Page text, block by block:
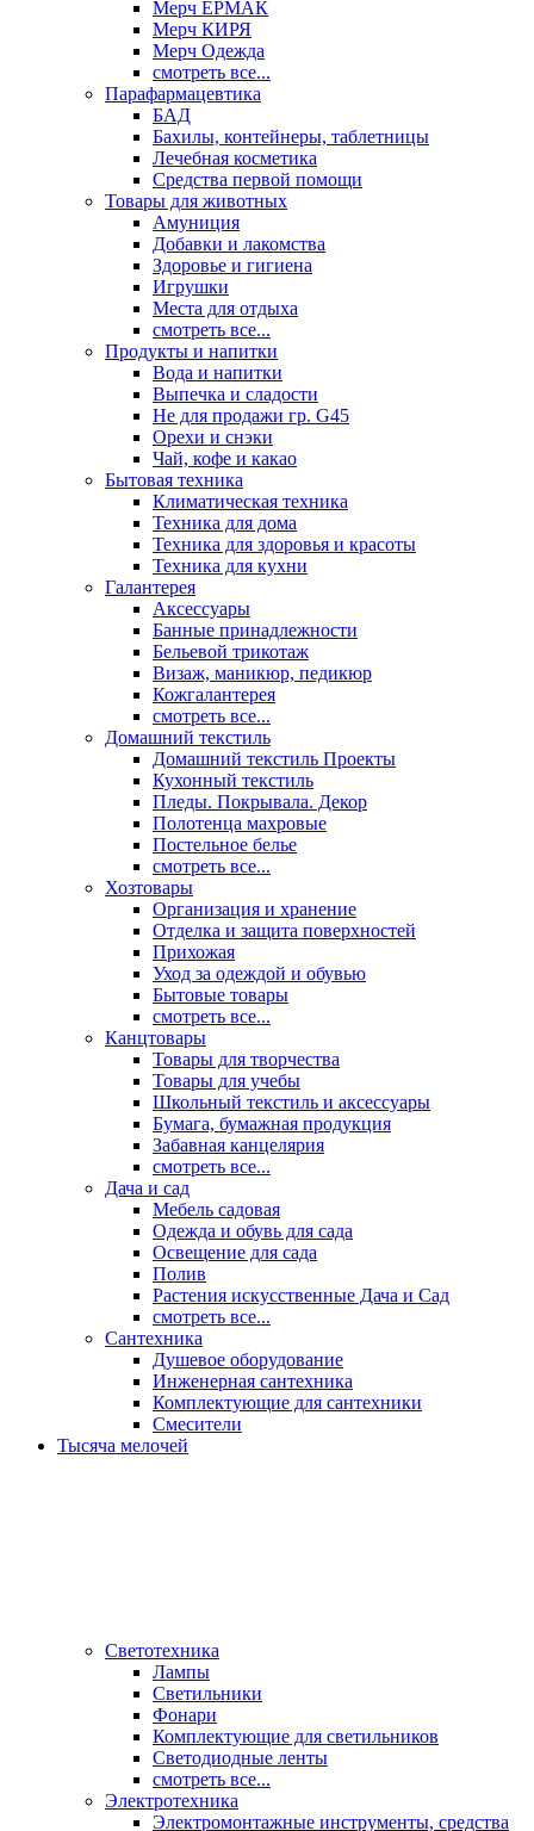
Мерч ЕРМАК
Мерч КИРЯ
Мерч Одежда
смотреть все...
Парафармацевтика
БАД
Бахилы, контейнеры, таблетницы
Лечебная косметика
Средства первой помощи
Товары для животных
Амуниция
Добавки и лакомства
Здоровье и гигиена
Игрушки
Места для отдыха
смотреть все...
Продукты и напитки
Вода и напитки
Выпечка и сладости
Не для продажи гр. G45
Орехи и снэки
Чай, кофе и какао
Бытовая техника
Климатическая техника
Техника для дома
Техника для здоровья и красоты
Техника для кухни
Галантерея
Аксессуары
Банные принадлежности
Бельевой трикотаж
Визаж, маникюр, педикюр
Кожгалантерея
смотреть все...
Домашний текстиль
Домашний текстиль Проекты
Кухонный текстиль
Пледы. Покрывала. Декор
Полотенца махровые
Постельное белье
смотреть все...
Хозтовары
Организация и хранение
Отделка и защита поверхностей
Прихожая
Уход за одеждой и обувью
Бытовые товары
смотреть все...
Канцтовары
Товары для творчества
Товары для учебы
Школьный текстиль и аксессуары
Бумага, бумажная продукция
Забавная канцелярия
смотреть все...
Дача и сад
Мебель садовая
Одежда и обувь для сада
Освещение для сада
Полив
Растения искусственные Дача и Сад
смотреть все...
Сантехника
Душевое оборудование
Инженерная сантехника
Комплектующие для сантехники
Смесители
Тысяча мелочей
Светотехника
Лампы
Светильники
Фонари
Комплектующие для светильников
Светодиодные ленты
смотреть все...
Электротехника
Электромонтажные инструменты, средства